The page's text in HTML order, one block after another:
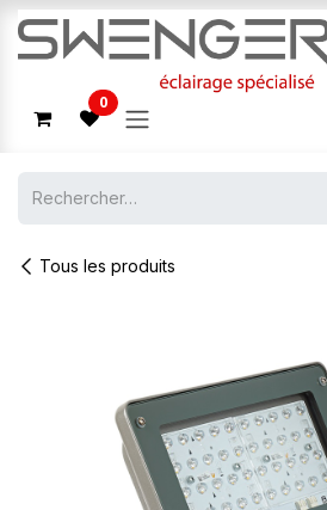
Se rendre au contenu
0
Tous les produits